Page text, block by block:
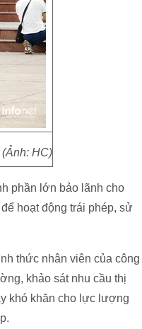
HC)
phần lớn bảo lãnh cho
hoạt động trái phép, sử
thức nhân viên của công
khảo sát nhu cầu thị
khó khăn cho lực lượng